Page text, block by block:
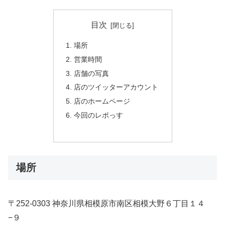
目次
場所
営業時間
店舗の写真
店のツイッターアカウント
店のホームページ
今回のレポっす
場所
〒252-0303 神奈川県相模原市南区相模大野６丁目１４
−９